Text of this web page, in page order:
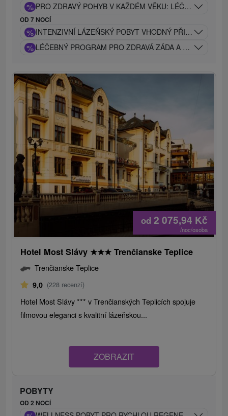
% PRO ZDRAVÝ POHYB V KAŽDÉM VĚKU: LÉČEBNÝ
OD 7 NOCÍ
% INTENZIVNÍ LÁZEŇSKÝ POBYT VHODNÝ PŘI
% LÉČEBNÝ PROGRAM PRO ZDRAVÁ ZÁDA A KLOUBY:
od 2 075,94 Kč
/noc/osoba
Hotel Most Slávy ★★★ Trenčianske Teplice
Trenčianske Teplice
9,0 (228 recenzí)
Hotel Most Slávy *** v Trenčianských Teplicích spojuje
filmovou eleganci s kvalitní lázeňskou...
ZOBRAZIT
POBYTY
OD 2 NOCÍ